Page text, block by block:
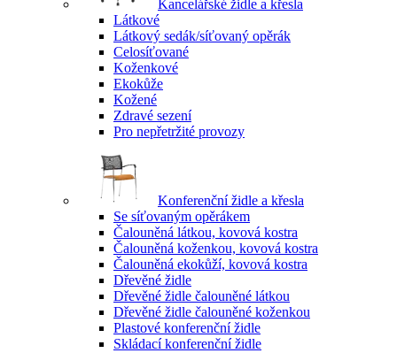
Kancelářské židle a křesla
Látkové
Látkový sedák/síťovaný opěrák
Celosíťované
Koženkové
Ekokůže
Kožené
Zdravé sezení
Pro nepřetržité provozy
Konferenční židle a křesla
Se síťovaným opěrákem
Čalouněná látkou, kovová kostra
Čalouněná koženkou, kovová kostra
Čalouněná ekokůží, kovová kostra
Dřevěné židle
Dřevěné židle čalouněné látkou
Dřevěné židle čalouněné koženkou
Plastové konferenční židle
Skládací konferenční židle